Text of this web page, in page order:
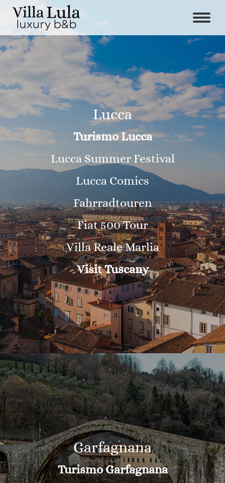
Lucca
Turismo Lucca
Lucca Summer Festival
Lucca Comics
Fahrradtouren
Fiat 500 Tour
Villa Reale Marlia
Visit Tuscany
Garfagnana
Turismo Garfagnana